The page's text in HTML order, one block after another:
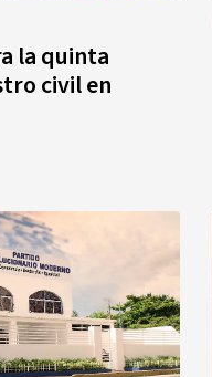
la quinta
civil en